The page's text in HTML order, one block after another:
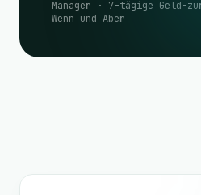
Manager · 7-tägige Geld-
Wenn und Aber